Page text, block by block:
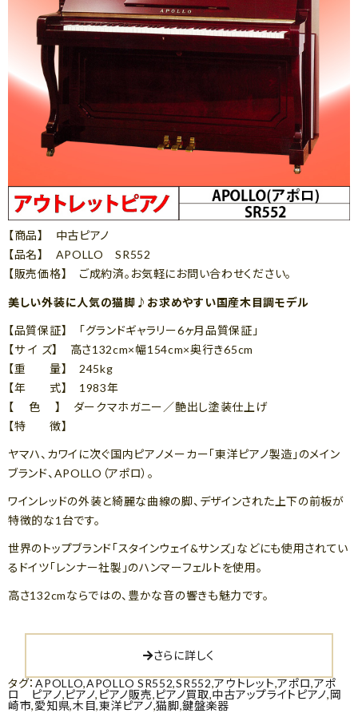
【商品】 中古ピアノ
【品名】 APOLLO SR552
【販売価格】 ご成約済。お気軽にお問い合わせください。
美しい外装に人気の猫脚♪お求めやすい国産木目調モデル
【品質保証】 「グランドギャラリー6ヶ月品質保証」
【サ イ ズ】 高さ132cm×幅154cm×奥行き65cm
【重 量】 245kg
【年 式】 1983年
【 色 】 ダークマホガニー／艶出し塗装仕上げ
【特 徴】
ヤマハ、カワイに次ぐ国内ピアノメーカー「東洋ピアノ製造」のメイン
ブランド、APOLLO（アポロ）。
ワインレッドの外装と綺麗な曲線の脚、デザインされた上下の前板が
特徴的な1台です。
世界のトップブランド「スタインウェイ&サンズ」などにも使用されてい
るドイツ「レンナー社製」のハンマーフェルトを使用。
高さ132cmならではの、豊かな音の響きも魅力です。
さらに詳しく
タグ：APOLLO,APOLLO SR552,SR552,アウトレット,アポロ,アポ
ロ ピアノ,ピアノ, ピアノ販売,ピアノ買取,中古アップライトピアノ,岡
崎市,愛知県,木目,東洋ピアノ,猫脚,鍵盤楽器